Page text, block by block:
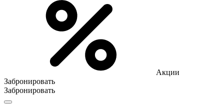
Акции
Забронировать
Забронировать